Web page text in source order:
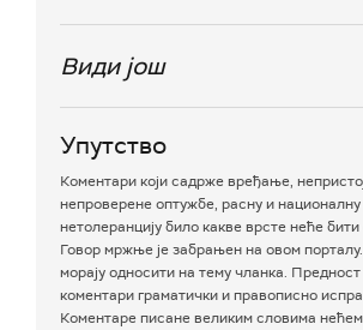
Види још
Упутство
Коментари који садрже вређање,
непроверене оптужбе, расну и
нетолеранцију било какве врсте неће
Говор мржње је забрањен на овом
морају односити на тему чланка.
коментари граматички и правописно
Коментаре писане великим словима